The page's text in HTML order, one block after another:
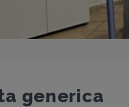
generica